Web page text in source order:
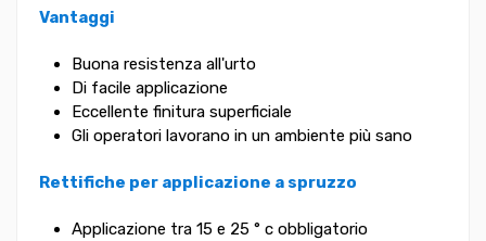
Vantaggi
Buona resistenza all'urto
Di facile applicazione
Eccellente finitura superficiale
Gli operatori lavorano in un ambiente più sano
Rettifiche per applicazione a spruzzo
Applicazione tra 15 e 25 ° c obbligatorio